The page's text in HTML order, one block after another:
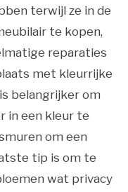
terwijl ze in de
te kopen,
reparaties
met kleurrijke
belangrijker om
in een kleur te
om een
tip is om te
wat privacy